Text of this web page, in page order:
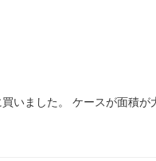
いました。 ケースが面積が